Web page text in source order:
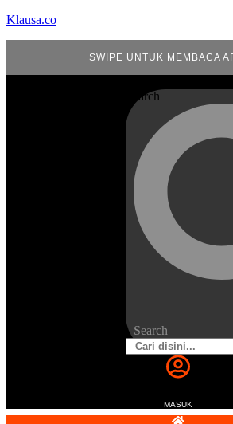
Klausa.co
SWIPE UNTUK MEMBACA
Search
Search
MASUK